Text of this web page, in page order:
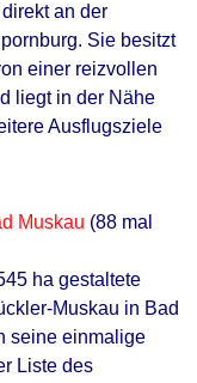
an der
Sie besitzt
einer reizvollen
liegt in der Nähe
Ausflugsziele
Muskau (88 mal
ha gestaltete
Muskau in Bad
seine einmalige
Liste des